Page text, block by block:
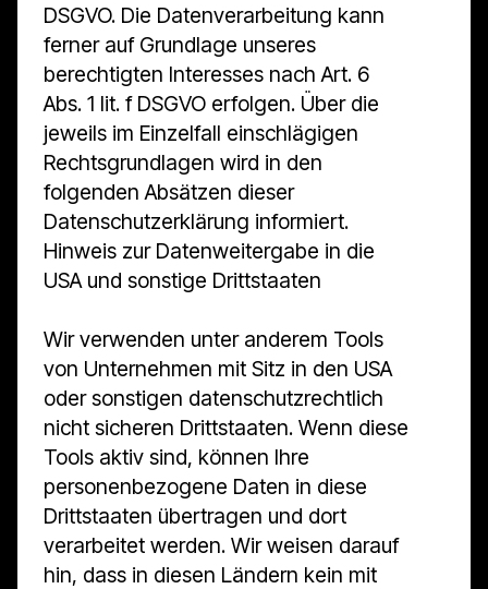
DSGVO. Die Datenverarbeitung kann
ferner auf Grundlage unseres
berechtigten Interesses nach Art. 6
Abs. 1 lit. f DSGVO erfolgen. Über die
jeweils im Einzelfall einschlägigen
Rechtsgrundlagen wird in den
folgenden Absätzen dieser
Datenschutzerklärung informiert.
Hinweis zur Datenweitergabe in die
USA und sonstige Drittstaaten
Wir verwenden unter anderem Tools
von Unternehmen mit Sitz in den USA
oder sonstigen datenschutzrechtlich
nicht sicheren Drittstaaten. Wenn diese
Tools aktiv sind, können Ihre
personenbezogene Daten in diese
Drittstaaten übertragen und dort
verarbeitet werden. Wir weisen darauf
hin, dass in diesen Ländern kein mit